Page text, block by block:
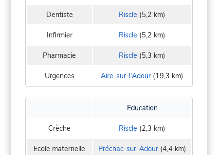
Dentiste Riscle (5,2 km)
Infirmier Riscle (5,2 km)
Pharmacie Riscle (5,3 km)
Urgences Aire-sur-l'Adour (19,3 km)
Education
Crèche Riscle (2,3 km)
Ecole maternelle Préchac-sur-Adour(4,4 km)